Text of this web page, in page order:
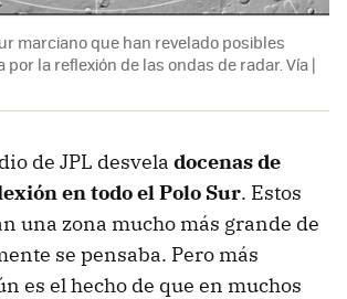
marciano que han revelado posibles
la reflexión de las ondas de radar. Vía |
de JPL desvela docenas de
en todo el Polo Sur. Estos
una zona mucho más grande de
se pensaba. Pero más
es el hecho de que en muchos